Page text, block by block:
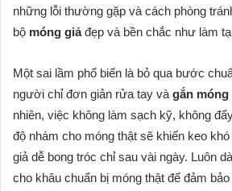
những lỗi thường gặp và cách phòng
bộ móng giảđẹp và bền chắc như làm
Một sai lầm phổ biến là bỏ qua bước
người chỉ đơn giản rửa tay và gắn móng
nhiên, việc không làm sạch kỹ, không
độ nhám cho móng thật sẽ khiến keo
giả dễ bong tróc chỉ sau vài ngày. Luôn
cho khâu chuẩn bị móng thật để đảm